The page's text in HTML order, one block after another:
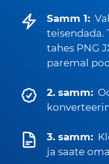
Samm 1:
teisendada.
tahes PNG
paremal
2. samm:
3. samm:
ja saate